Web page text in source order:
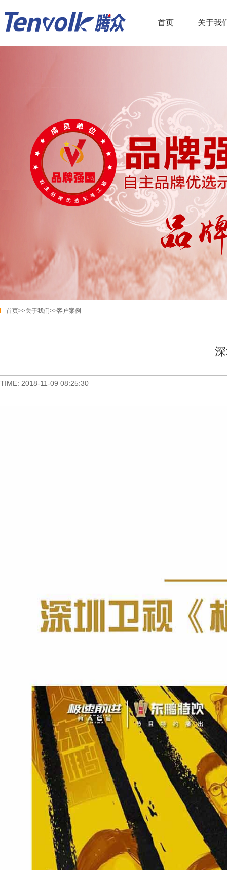
首页 关于我
首页>>关于我们>>客户案例
TIME: 2018-11-09 08:25:30